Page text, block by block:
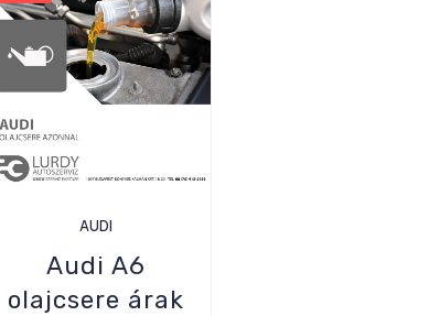
AUDI
Audi A6
olajcsere árak